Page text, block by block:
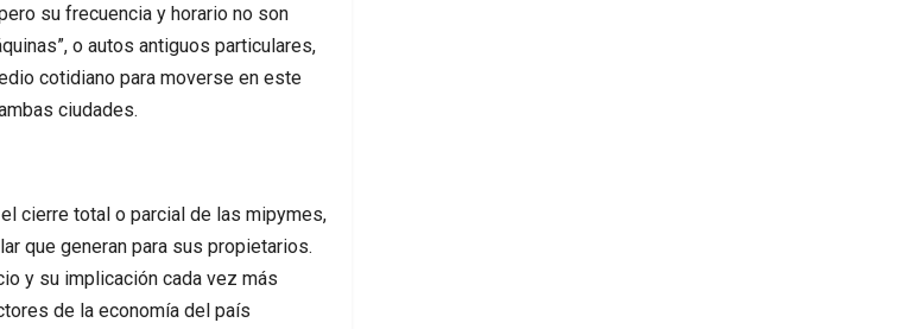
su frecuencia y horario no son
o autos antiguos particulares,
cotidiano para moverse en este
ciudades.
cierre total o parcial de las mipymes,
que generan para sus propietarios.
y su implicación cada vez más
de la economía del país